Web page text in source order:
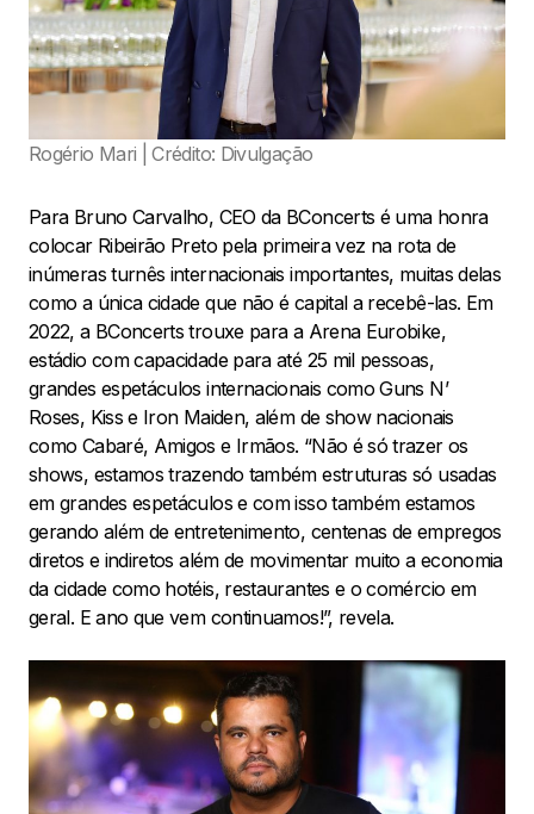
Rogério Mari | Crédito: Divulgação
Para Bruno Carvalho, CEO da BConcerts é uma honra
colocar Ribeirão Preto pela primeira vez na rota de
inúmeras turnês internacionais importantes, muitas delas
como a única cidade que não é capital a recebê-las. Em
2022, a BConcerts trouxe para a Arena Eurobike,
estádio com capacidade para até 25 mil pessoas,
grandes espetáculos internacionais como Guns N’
Roses, Kiss e Iron Maiden, além de show nacionais
como Cabaré, Amigos e Irmãos. “Não é só trazer os
shows, estamos trazendo também estruturas só usadas
em grandes espetáculos e com isso também estamos
gerando além de entretenimento, centenas de empregos
diretos e indiretos além de movimentar muito a economia
da cidade como hotéis, restaurantes e o comércio em
geral. E ano que vem continuamos!”, revela.